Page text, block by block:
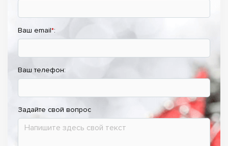
Ваш email*:
Ваш телефон:
Задайте свой вопрос